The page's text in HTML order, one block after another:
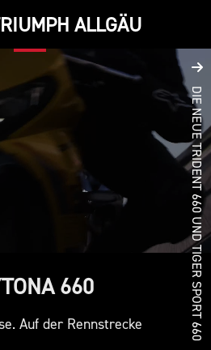
ALLGÄU
660
Auf der Rennstrecke
DIE NEUE TRIDENT 660 UND TIGER SPORT 660